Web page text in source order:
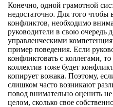
Конечно, одной грамотной
недостаточно. Для того чтобы
конфликтов, необходимо
руководители в свою очередь
управленческими
пример поведения. Если
конфликтовать с коллегами, то
коллектив тоже будет
копирует вожака. Поэтому,
слишком часто возникают
повод внимательно оценить
целом, сколько свое